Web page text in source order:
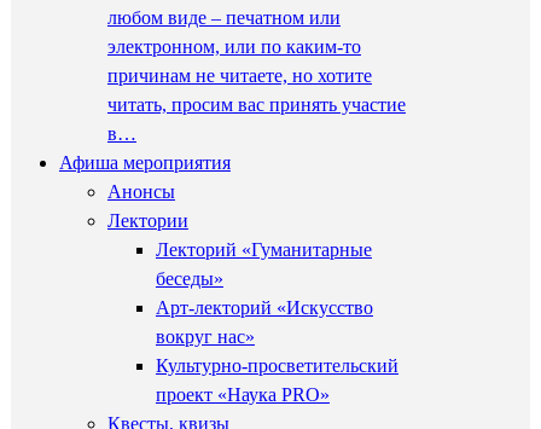
любом виде – печатном или
электронном, или по каким-то
причинам не читаете, но хотите
читать, просим вас принять участие
в…
Афиша мероприятия
Анонсы
Лектории
Лекторий «Гуманитарные
беседы»
Арт-лекторий «Искусство
вокруг нас»
Культурно-просветительский
проект «Наука PRO»
Квесты, квизы